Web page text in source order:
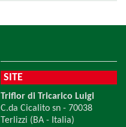
SITE
Triflor di Tricarico Luigi
C.da Cicalito sn - 70038
Terlizzi (BA - Italia)